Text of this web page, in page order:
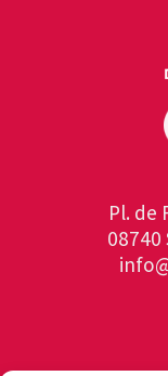
Pl. de
08740